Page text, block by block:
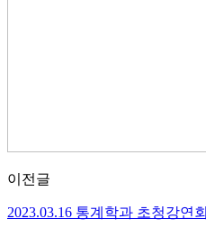
이전글
2023.03.16 통계학과 초청강연회